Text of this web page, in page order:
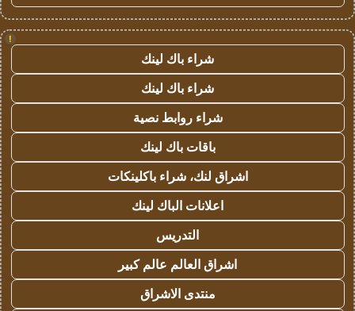
!
شراء باك لينك
شراء باك لينك
شراء روابط نصية
باقات باك لينك
اشراق لنك، شراء باكلينكات
اعلانات الباك لينك
التدريس
اشراق العالم عالم كبير
منتدى الاشراق